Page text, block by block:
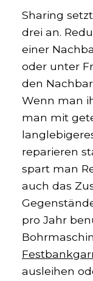
Sharing
drei an.
einer
oder unter
den
Wenn man
man mit
reparieren
spart man
auch das
pro Jahr
ausleihen